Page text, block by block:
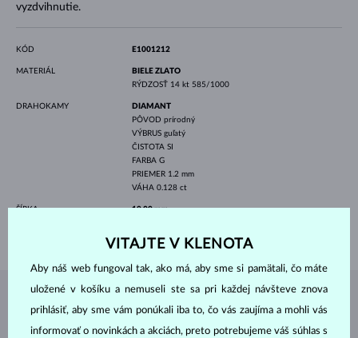
vyzdvihnutie.
KÓD E1001212
MATERIÁL
BIELE ZLATO
RÝDZOSŤ 14 kt 585/1000
DRAHOKAMY
DIAMANT
PÔVOD prírodný
VÝBRUS guľatý
ČISTOTA SI
FARBA G
PRIEMER 1.2 mm
VÁHA 0.128 ct
ŠÍRKA 10.00 mm
ŠPERKY ZATELIÉRU KLENOTA
VITAJTE V KLENOTA
Aby náš web fungoval tak, ako má, aby sme si pamätali, čo máte
uložené v košíku a nemuseli ste sa pri každej návšteve znova
prihlásiť, aby sme vám ponúkali iba to, čo vás zaujíma a mohli vás
informovať o novinkách a akciách, preto potrebujeme váš súhlas s